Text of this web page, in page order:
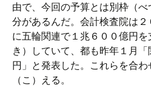
由で、今回の予算とは別枠（
分があるんだ。会計検査院は
に五輪関連で１兆６００億円
き）していて、都も昨年１月
円」と発表した。これらを合
（こ）える。